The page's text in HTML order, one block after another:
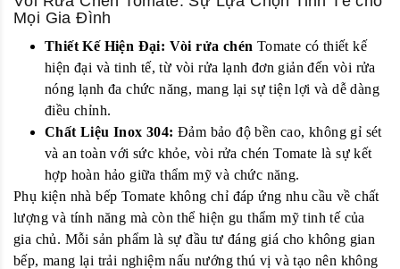
Mọi Gia Đình
Thiết Kế Hiện Đại: Vòi rửa chén Tomate có thiết kế
hiện đại và tinh tế, từ vòi rửa lạnh đơn giản đến vòi rửa
nóng lạnh đa chức năng, mang lại sự tiện lợi và dễ dàng
điều chỉnh.
Chất Liệu Inox 304: Đảm bảo độ bền cao, không gỉ sét
và an toàn với sức khỏe, vòi rửa chén Tomate là sự kết
hợp hoàn hảo giữa thẩm mỹ và chức năng.
Phụ kiện nhà bếp Tomate không chỉ đáp ứng nhu cầu về chất
lượng và tính năng mà còn thể hiện gu thẩm mỹ tinh tế của
gia chủ. Mỗi sản phẩm là sự đầu tư đáng giá cho không gian
bếp, mang lại trải nghiệm nấu nướng thú vị và tạo nên không